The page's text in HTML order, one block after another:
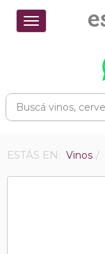
Toggle
navigation
ESTÁS EN: Vinos